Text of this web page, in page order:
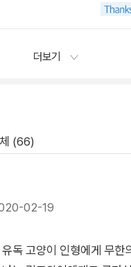
더보기
(66)
02-19
독 고양이 인형에게 무한